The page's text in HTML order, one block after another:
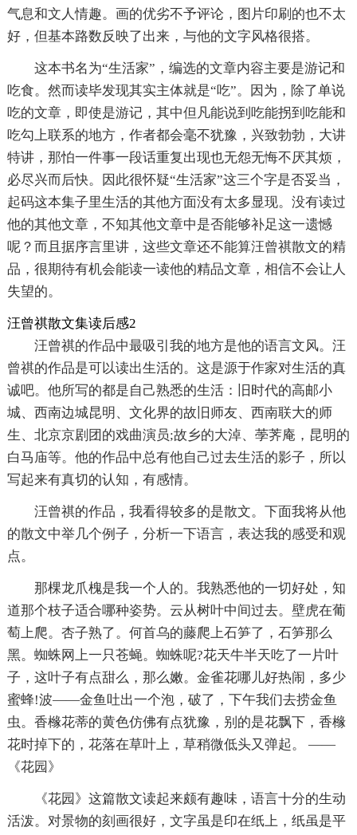
气息和文人情趣。画的优劣不予评论，图片印刷的也不太
好，但基本路数反映了出来，与他的文字风格很搭。
这本书名为“生活家”，编选的文章内容主要是游记和
吃食。然而读毕发现其实主体就是“吃”。因为，除了单说
吃的文章，即使是游记，其中但凡能说到吃能拐到吃能和
吃勾上联系的地方，作者都会毫不犹豫，兴致勃勃，大讲
特讲，那怕一件事一段话重复出现也无怨无悔不厌其烦，
必尽兴而后快。因此很怀疑“生活家”这三个字是否妥当，
起码这本集子里生活的其他方面没有太多显现。没有读过
他的其他文章，不知其他文章中是否能够补足这一遗憾
呢？而且据序言里讲，这些文章还不能算汪曾祺散文的精
品，很期待有机会能读一读他的精品文章，相信不会让人
失望的。
汪曾祺散文集读后感2
汪曾祺的作品中最吸引我的地方是他的语言文风。汪
曾祺的作品是可以读出生活的。这是源于作家对生活的真
诚吧。他所写的都是自己熟悉的生活：旧时代的高邮小
城、西南边城昆明、文化界的故旧师友、西南联大的师
生、北京京剧团的戏曲演员;故乡的大淖、荸荠庵，昆明的
白马庙等。他的作品中总有他自己过去生活的影子，所以
写起来有真切的认知，有感情。
汪曾祺的作品，我看得较多的是散文。下面我将从他
的散文中举几个例子，分析一下语言，表达我的感受和观
点。
那棵龙爪槐是我一个人的。我熟悉他的一切好处，知
道那个枝子适合哪种姿势。云从树叶中间过去。壁虎在葡
萄上爬。杏子熟了。何首乌的藤爬上石笋了，石笋那么
黑。蜘蛛网上一只苍蝇。蜘蛛呢?花天牛半天吃了一片叶
子，这叶子有点甜么，那么嫩。金雀花哪儿好热闹，多少
蜜蜂!波——金鱼吐出一个泡，破了，下午我们去捞金鱼
虫。香橼花蒂的黄色仿佛有点犹豫，别的是花飘下，香橼
花时掉下的，花落在草叶上，草稍微低头又弹起。 ——
《花园》
《花园》这篇散文读起来颇有趣味，语言十分的生动
活泼。对景物的刻画很好，文字虽是印在纸上，纸虽是平